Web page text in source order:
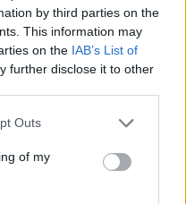
by third parties on the
This information may
on the IAB’s List of
further disclose it to other
one or more Google
You may click to
its third-party tags to
in below Google
Outs
of my
σε βάρος του έχει